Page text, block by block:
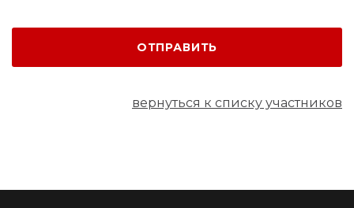
ОТПРАВИТЬ
вернуться к списку участников